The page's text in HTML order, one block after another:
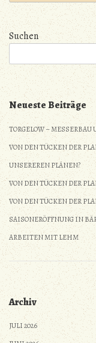
Suchen
Neueste Beiträge
TORGELOW – MESSERBAU
VON DEN TÜCKEN DER
UNSEREREN PLÄNEN?
VON DEN TÜCKEN DER
VON DEN TÜCKEN DER
SAISONERÖFFNUNG IN
ARBEITEN MIT LEHM
Archiv
JULI 2026